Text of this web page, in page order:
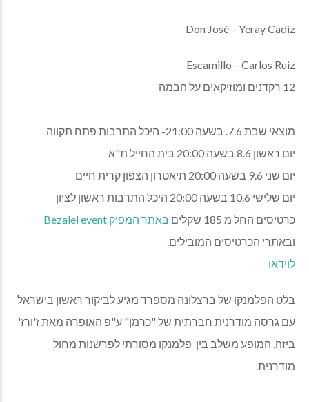
Don José – Yeray Cadiz
Escamillo – Carlos Ruiz
12 רקדנים ומוזיקאים על הבמה
מוצאי שבת 7.6. בשעה 21:00- היכל התרבות פתח תקווה
יום ראשון 8.6 בשעה 20:00 בית החייל ת"א
יום שני 9.6 בשעה 20:00 תיאטרון הצפון קרית חיים
יום שלישי 10.6 בשעה 20:00 היכל התרבות ראשון לציון
כרטיסים החל מ 185 שקלים
באתר המפיק Bezalel event
ובאתרי הכרטיסים המובילים.
לוידאו
בלט הפלמנקו של ברצלונה מספרד מגיע לביקור ראשון בישראל
עם גרסה מודרנית חברתית של "כרמן" ע"פ האופרה מאת ז'ורז'
ביזה. המופע משלב בין פלמנקו מסורתי לפרשנות מחול
מודרנית.